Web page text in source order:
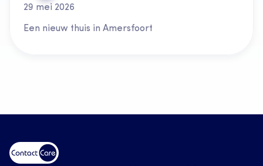
29 mei 2026
Een nieuw thuis in Amersfoort